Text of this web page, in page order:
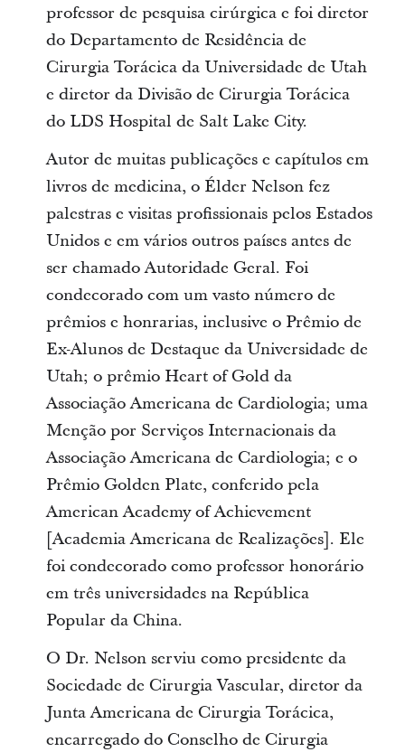
professor de pesquisa cirúrgica e foi diretor
do Departamento de Residência de
Cirurgia Torácica da Universidade de Utah
e diretor da Divisão de Cirurgia Torácica
do LDS Hospital de Salt Lake City.
Autor de muitas publicações e capítulos em
livros de medicina, o Élder Nelson fez
palestras e visitas profissionais pelos Estados
Unidos e em vários outros países antes de
ser chamado Autoridade Geral. Foi
condecorado com um vasto número de
prêmios e honrarias, inclusive o Prêmio de
Ex-Alunos de Destaque da Universidade de
Utah; o prêmio Heart of Gold da
Associação Americana de Cardiologia; uma
Menção por Serviços Internacionais da
Associação Americana de Cardiologia; e o
Prêmio Golden Plate, conferido pela
American Academy of Achievement
[Academia Americana de Realizações]. Ele
foi condecorado como professor honorário
em três universidades na República
Popular da China.
O Dr. Nelson serviu como presidente da
Sociedade de Cirurgia Vascular, diretor da
Junta Americana de Cirurgia Torácica,
encarregado do Conselho de Cirurgia